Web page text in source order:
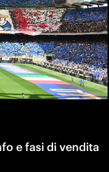
e fasi di vendita